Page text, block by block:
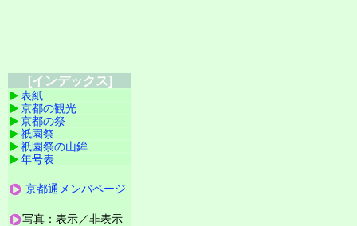
[インデックス]
表紙
京都の観光
京都の祭
祇園祭
祇園祭の山鉾
年号表
京都通メンバページ
写真：表示／非表示